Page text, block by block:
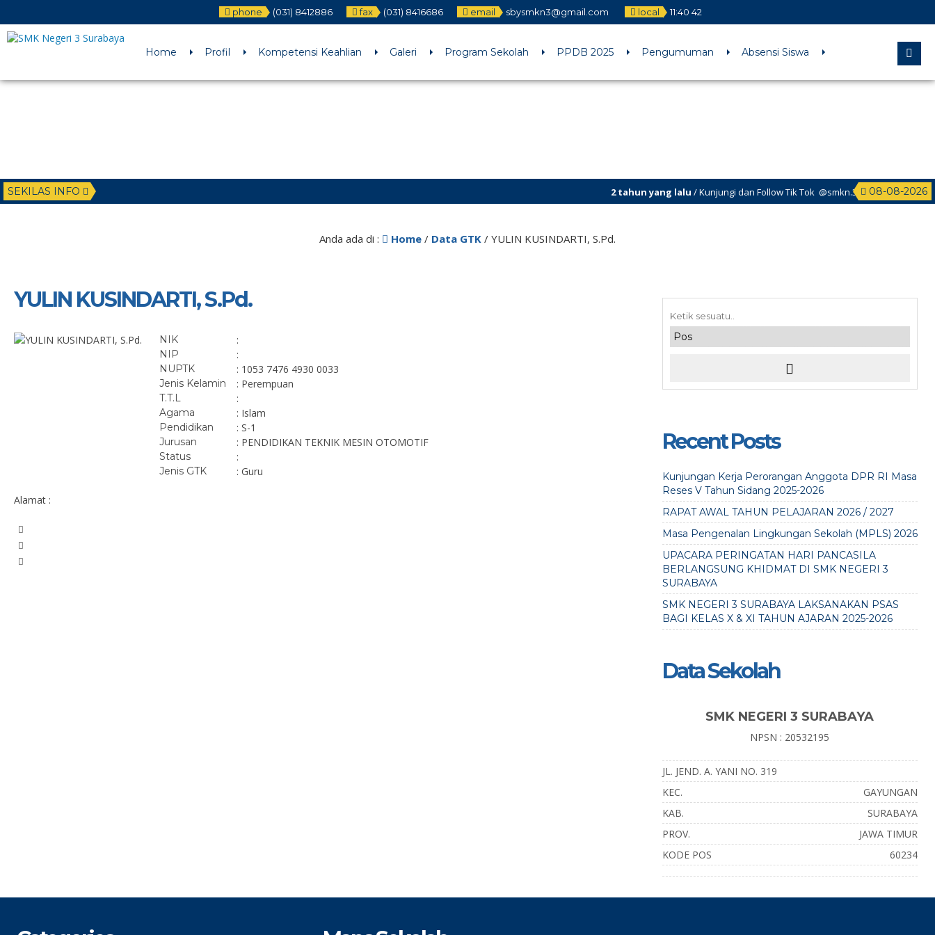
: Function WP_Dependencies->add_data() was called with an argument that is deprecatedsince version 6.9.0! IE conditional comments are ignored by all supported browsers. in
/home/u6225882/public_html/wp-includes/functions.php
phone (031) 8412886 fax (031) 8416686 email sbysmkn3@gmail.com local 11:40 42
Home Profil Kompetensi Keahlian Galeri Program Sekolah PPDB 2025 Pengumuman Absensi Siswa
SEKILAS INFO 08-08-2026
2 tahun yang lalu/ Kunjungi dan Follow Tik Tok @smkn.3.surabaya untuk info
Anda ada di : Home / Data GTK / YULIN KUSINDARTI, S.Pd.
YULIN KUSINDARTI, S.Pd.
NIK :
NIP :
NUPTK : 1053 7476 4930 0033
Jenis Kelamin : Perempuan
T.T.L :
Agama : Islam
Pendidikan : S-1
Jurusan : PENDIDIKAN TEKNIK MESIN OTOMOTIF
Status :
Jenis GTK : Guru
Alamat :
Recent Posts
Kunjungan Kerja Perorangan Anggota DPR RI Masa
Reses V Tahun Sidang 2025-2026
RAPAT AWAL TAHUN PELAJARAN 2026 / 2027
Masa Pengenalan Lingkungan Sekolah (MPLS) 2026
UPACARA PERINGATAN HARI PANCASILA
BERLANGSUNG KHIDMAT DI SMK NEGERI 3
SURABAYA
SMK NEGERI 3 SURABAYA LAKSANAKAN PSAS
BAGI KELAS X & XI TAHUN AJARAN 2025-2026
Data Sekolah
SMK NEGERI 3 SURABAYA
NPSN : 20532195
JL. JEND. A. YANI NO. 319
KEC.
GAYUNGAN
KAB.
SURABAYA
PROV.
JAWA TIMUR
KODE POS
60234